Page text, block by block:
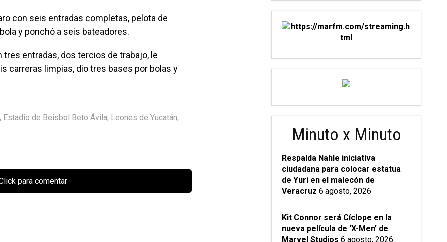
con seis entradas completas, pelota de
y ponchó a seis bateadores.
tres entradas, dos tercios de trabajo, le
carreras limpias, dio tres bases por bolas y
, Estadio de Beisbol Beto Ávila, Leones de Yucatán,
para comentar
Minuto x Minuto
Respalda Nahle iniciativa
ciudadana para colocar estatua
de Yuri en el malecón de
Veracruz 6 agosto, 2026
Kit Connor será Cíclope en la
nueva película de ‘X-Men’ de
Marvel Studios 6 agosto, 2026